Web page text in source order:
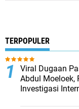
TERPOPULER
Viral Dugaan
Abdul Moeloek,
Investigasi